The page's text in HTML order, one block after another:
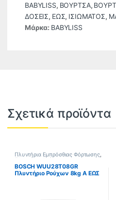
BABYLISS, ΒΟΥΡΤΣΑ,
ΔΟΣΕΙΣ, ΕΩΣ, ΙΣΙΩΜΑΤΟΣ,
Μάρκα: BABYLISS
Σχετικά προϊόντα
Πλυντήρια Εμπρόσθιας Φόρτωσης,
Πλυντήρια Ρούχων
BOSCH WUU28T08GR
Πλυντήριο Ρούχων 8kg A ΕΩΣ